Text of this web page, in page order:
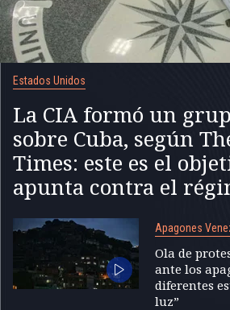
Estados Unidos
La CIA formó un
sobre Cuba, según
Times: este es el
apunta contra el
Apagones
Ola de
ante los
diferentes
luz”